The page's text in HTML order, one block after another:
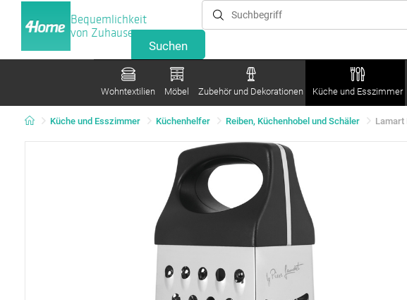
Bequemlichkeit
von Zuhause
Wohntextilien Möbel Zubehör und Dekorationen Küche und Esszimmer
Küche und Esszimmer Küchenhelfer Reiben, Küchenhobel und Schäler Lamart